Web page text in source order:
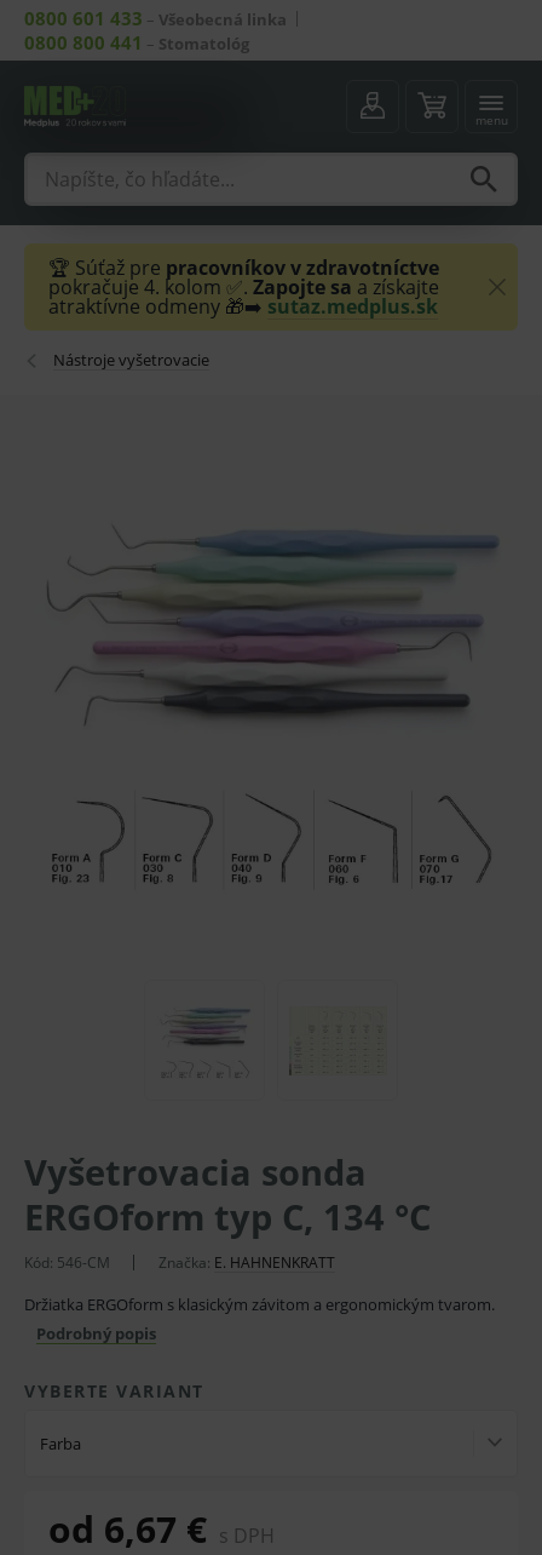
0800 601 433 – Všeobecná linka
0800 800 441 – Stomatológ
menu
🏆 Súťaž pre pracovníkov v zdravotníctve
pokračuje 4. kolom ✅. Zapojte sa a získajte
atraktívne odmeny 🎁➡️ sutaz.medplus.sk
Nástroje vyšetrovacie
Vyšetrovacia sonda
ERGOform typ C, 134 °C
Kód: 546-CM Značka: E. HAHNENKRATT
Držiatka ERGOform s klasickým závitom a ergonomickým tvarom.
Podrobný popis
VYBERTE VARIANT
Farba
od 6,67 € s DPH